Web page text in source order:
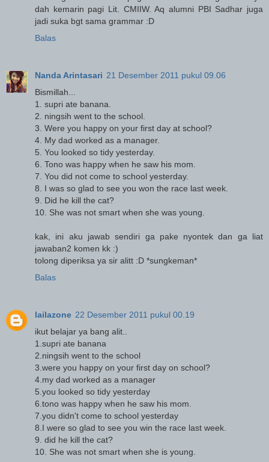
dah kemarin pagi Lit. CMIIW. Aq alumni PBI Sadhar juga
jadi suka bgt sama grammar :D
Balas
Nanda Arintasari 21 Desember 2011 pukul 09.06
Bismillah...
1. supri ate banana.
2. ningsih went to the school.
3. Were you happy on your first day at school?
4. My dad worked as a manager.
5. You looked so tidy yesterday.
6. Tono was happy when he saw his mom.
7. You did not come to school yesterday.
8. I was so glad to see you won the race last week.
9. Did he kill the cat?
10. She was not smart when she was young.
kak, ini aku jawab sendiri ga pake nyontek dan ga liat
jawaban2 komen kk :)
tolong diperiksa ya sir alitt :D *sungkeman*
Balas
lailazone 22 Desember 2011 pukul 00.19
ikut belajar ya bang alit..
1.supri ate banana
2.ningsih went to the school
3.were you happy on your first day on school?
4.my dad worked as a manager
5.you looked so tidy yesterday
6.tono was happy when he saw his mom.
7.you didn't come to school yesterday
8.I were so glad to see you win the race last week.
9. did he kill the cat?
10. She was not smart when she is young.